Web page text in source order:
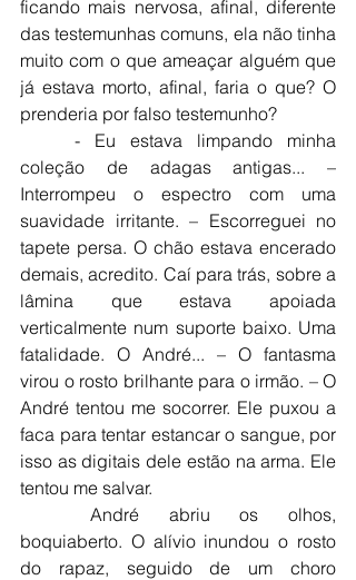
ficando mais nervosa, afinal, diferente
das testemunhas comuns, ela não tinha
muito com o que ameaçar alguém que
já estava morto, afinal, faria o que? O
prenderia por falso testemunho?
coleção de adagas antigas... –
Interrompeu o espectro com uma
suavidade irritante. – Escorreguei no
tapete persa. O chão estava encerado
demais, acredito. Caí para trás, sobre a
lâmina que estava apoiada
verticalmente num suporte baixo. Uma
fatalidade. O André... – O fantasma
virou o rosto brilhante para o irmão. – O
André tentou me socorrer. Ele puxou a
faca para tentar estancar o sangue, por
isso as digitais dele estão na arma. Ele
tentou me salvar.
boquiaberto. O alívio inundou o rosto
do rapaz, seguido de um choro